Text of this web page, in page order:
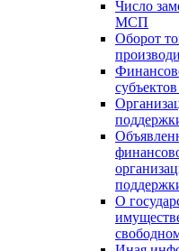
Число
МСП
Оборот
О